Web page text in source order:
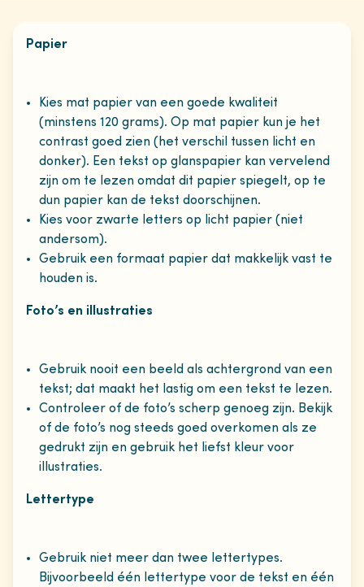
Papier
Kies mat papier van een goede kwaliteit
(minstens 120 grams). Op mat papier kun je het
contrast goed zien (het verschil tussen licht en
donker). Een tekst op glanspapier kan vervelend
zijn om te lezen omdat dit papier spiegelt, op te
dun papier kan de tekst doorschijnen.
Kies voor zwarte letters op licht papier (niet
andersom).
Gebruik een formaat papier dat makkelijk vast te
houden is.
Foto’s en illustraties
Gebruik nooit een beeld als achtergrond van een
tekst; dat maakt het lastig om een tekst te lezen.
Controleer of de foto’s scherp genoeg zijn. Bekijk
of de foto’s nog steeds goed overkomen als ze
gedrukt zijn en gebruik het liefst kleur voor
illustraties.
Lettertype
Gebruik niet meer dan twee lettertypes.
Bijvoorbeeld één lettertype voor de tekst en één